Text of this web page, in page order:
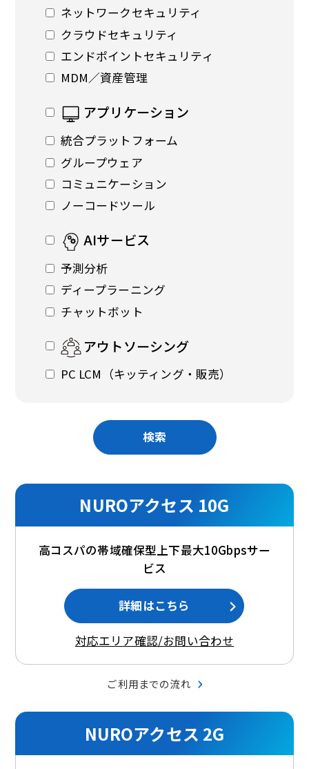
ネットワークセキュリティ
クラウドセキュリティ
エンドポイントセキュリティ
MDM／資産管理
アプリケーション
統合プラットフォーム
グループウェア
コミュニケーション
ノーコードツール
AIサービス
予測分析
ディープラーニング
チャットボット
アウトソーシング
PC LCM（キッティング・販売）
検索
NUROアクセス 10G
高コスパの帯域確保型上下最大10Gbpsサー
ビス
詳細はこちら
対応エリア確認/お問い合わせ
ご利用までの流れ
NUROアクセス 2G